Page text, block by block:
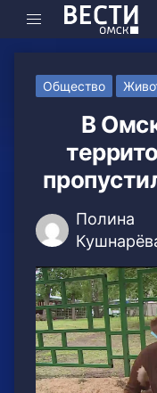
Общество
В
Полина